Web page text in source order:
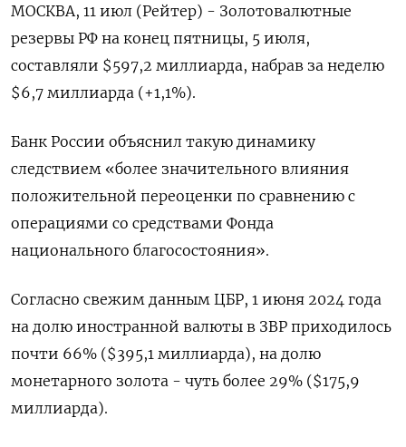
МОСКВА, 11 июл (Рейтер) - Золотовалютные
резервы РФ на конец пятницы, 5 июля,
составляли $597,2 миллиарда, набрав за неделю
$6,7 миллиарда (+1,1%).
Банк России объяснил такую динамику
следствием «более значительного влияния
положительной переоценки по сравнению с
операциями со средствами Фонда
национального благосостояния».
Согласно свежим данным ЦБР, 1 июня 2024 года
на долю иностранной валюты в ЗВР приходилось
почти 66% ($395,1 миллиарда), на долю
монетарного золота - чуть более 29% ($175,9
миллиарда).